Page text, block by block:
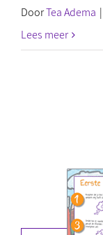
DoorTea Adema |
Lees meer